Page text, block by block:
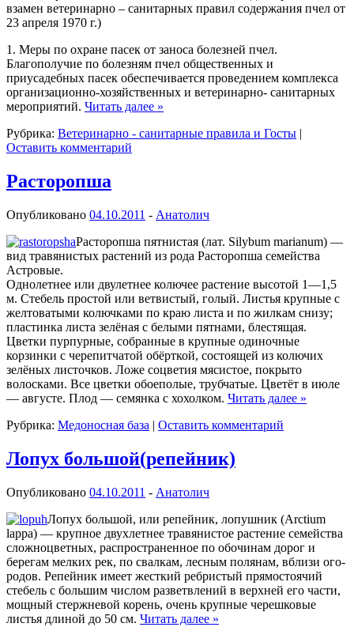
взамен ветеринарно – санитарных правил содержания пчел от
23 апреля 1970 г.)
1. Меры по охране пасек от заноса болезней пчел.
Благополучие по болезням пчел общественных и
приусадебных пасек обеспечивается проведением комплекса
организационно-хозяйственных и ветеринарно- санитарных
мероприятий. Читать далее »
Рубрика: Ветеринарно - санитарные правила и Госты
Оставить комментарий
Расторопша
Опубликовано 04.10.2011 - Анатолич
Расторопша пятнистая (лат. Silybum marianum) —
вид травянистых растений из рода Расторопша семейства
Астровые.
Однолетнее или двулетнее колючее растение высотой 1—1,5
м. Стебель простой или ветвистый, голый. Листья крупные с
желтоватыми колючками по краю листа и по жилкам снизу;
пластинка листа зелёная с белыми пятнами, блестящая.
Цветки пурпурные, собранные в крупные одиночные
корзинки с черепитчатой обёрткой, состоящей из колючих
зелёных листочков. Ложе соцветия мясистое, покрыто
волосками. Все цветки обоеполые, трубчатые. Цветёт в июле
— августе. Плод — семянка с хохолком. Читать далее »
Рубрика: Медоносная база | Оставить комментарий
Лопух большой(репейник)
Опубликовано 04.10.2011 - Анатолич
Лопух большой, или репейник, лопушник (Arctium
lappa) — крупное двух­летнее травянистое растение семейства
сложноцветных, распространенное по обочинам дорог и
берегам мелких рек, по свалкам, лесным полянам, вблизи ого­
родов. Репейник имеет жесткий ребрис­тый прямостоячий
стебель с большим чис­лом разветвлений в верхней его части,
мощный стержневой корень, очень круп­ные черешковые
листья длиной до 50 см. Читать далее »